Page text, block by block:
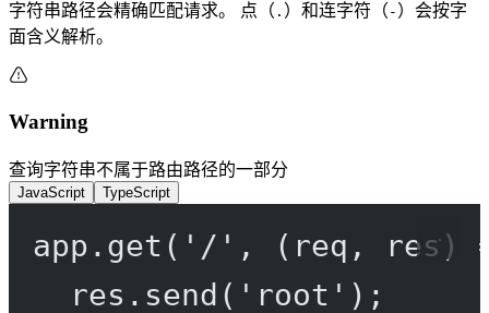
字符串路径会精确匹配请求。 点（ . ）和连字符（ - ）会按字
面含义解析。
Warning
查询字符串不属于路由路径的一部分
JavaScript TypeScript
app. get ( '/' , ( req , res)
res. send ( 'root' );